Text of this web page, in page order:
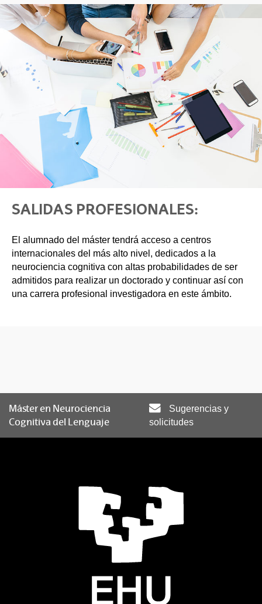
SALIDAS PROFESIONALES:
El alumnado del máster tendrá acceso a centros
internacionales del más alto nivel, dedicados a la
neurociencia cognitiva con altas probabilidades de ser
admitidos para realizar un doctorado y continuar así con
una carrera profesional investigadora en este ámbito.
Máster en Neurociencia
Cognitiva del Lenguaje
Sugerencias y
solicitudes